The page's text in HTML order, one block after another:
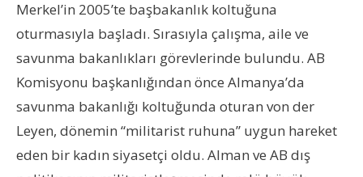
Merkel’in 2005’te başbakanlık koltuğuna
oturmasıyla başladı. Sırasıyla çalışma, aile ve
savunma bakanlıkları görevlerinde bulundu. AB
Komisyonu başkanlığından önce Almanya’da
savunma bakanlığı koltuğunda oturan von der
Leyen, dönemin “militarist ruhuna” uygun hareket
eden bir kadın siyasetçi oldu. Alman ve AB dış